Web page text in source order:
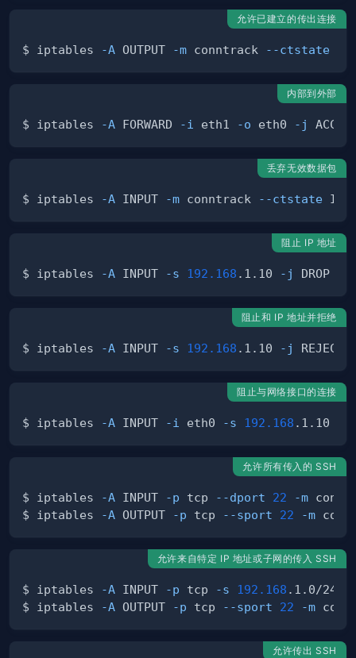
允许已建立的传出连接
$ iptables -A OUTPUT -m conntrack --ctstate
内部到外部
$ iptables -A FORWARD -i eth1 -o eth0 -j
丢弃无效数据包
$ iptables -A INPUT -m conntrack --ctstate
阻止 IP 地址
$ iptables -A INPUT -s 192.168 .1.10 -j
阻止和 IP 地址并拒绝
$ iptables -A INPUT -s 192.168 .1.10 -j
阻止与网络接口的连接
$ iptables -A INPUT -i eth0 -s 192.168 .1.10
允许所有传入的 SSH
$ iptables -A INPUT -p tcp --dport 22 -m
$ iptables
-A OUTPUT -p tcp --sport 22 -m
允许来自特定 IP 地址或子网的传入 SSH
$ iptables -A INPUT -p tcp -s 192.168 .1.0/24
$ iptables
-A OUTPUT -p tcp --sport 22 -m
允许传出 SSH